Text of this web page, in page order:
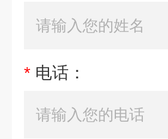
* 电话：